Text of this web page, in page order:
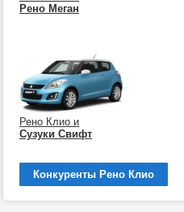
Рено Меган
Рено Клио и
Сузуки Свифт
Конкуренты Рено Клио